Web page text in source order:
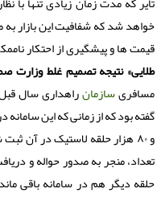
خواهد شد که شفافیت این بازار
قیمت ها و پیشگیری از احتکار
طلایی» نتیجه تصمیم غلط وزارت
مسافریسازمانراهداری سال قبل